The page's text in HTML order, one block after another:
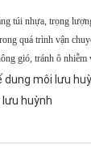
túi nhựa, trọng
quá trình vận
gió, tránh ô nhiễm
môi lưu
huỳnh